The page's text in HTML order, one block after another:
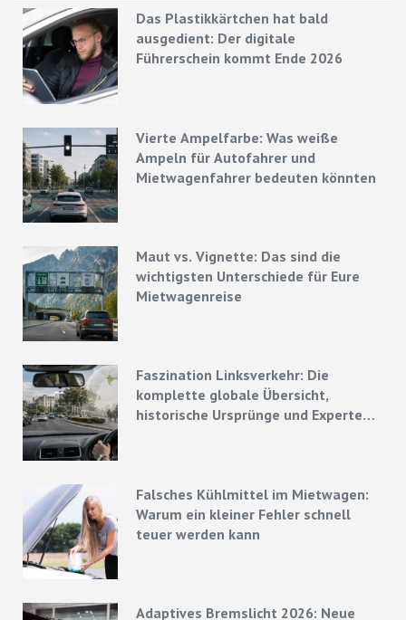
Das Plastikkärtchen hat bald
ausgedient: Der digitale
Führerschein kommt Ende 2026
Vierte Ampelfarbe: Was weiße
Ampeln für Autofahrer und
Mietwagenfahrer bedeuten könnten
Maut vs. Vignette: Das sind die
wichtigsten Unterschiede für Eure
Mietwagenreise
Faszination Linksverkehr: Die
komplette globale Übersicht,
historische Ursprünge und Experten-
Falsches Kühlmittel im Mietwagen:
Warum ein kleiner Fehler schnell
teuer werden kann
Adaptives Bremslicht 2026: Neue